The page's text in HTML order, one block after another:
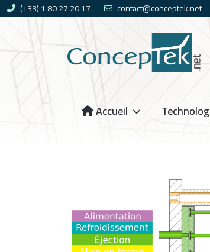
(+33) 1 80 27 20 17 contact@conceptek.net
Accueil